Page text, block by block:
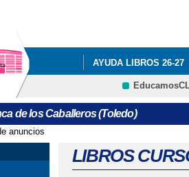
AYUDA LIBROS 26-27
NUESTRO CENTRO
PROGRAMA
EDUCACIÓN QUÉ
CRFP
de los Caballeros (Toledo)
aquí
anuncios
LIBROS